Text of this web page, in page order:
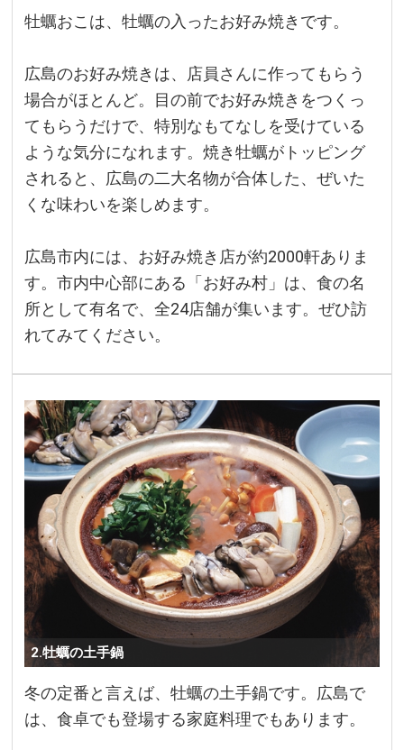
牡蠣おこは、牡蠣の入ったお好み焼きです。
広島のお好み焼きは、店員さんに作ってもらう
場合がほとんど。目の前でお好み焼きをつくっ
てもらうだけで、特別なもてなしを受けている
ような気分になれます。焼き牡蠣がトッピング
されると、広島の二大名物が合体した、ぜいた
くな味わいを楽しめます。
広島市内には、お好み焼き店が約2000軒ありま
す。市内中心部にある「お好み村」は、食の名
所として有名で、全24店舗が集います。ぜひ訪
れてみてください。
2.牡蠣の土手鍋
冬の定番と言えば、牡蠣の土手鍋です。広島で
は、食卓でも登場する家庭料理でもあります。